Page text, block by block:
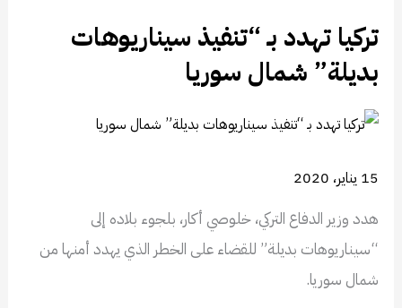
تركيا تهدد بـ “تنفيذ سيناريوهات
بديلة” شمال سوريا
15 يناير، 2020
هدد وزير الدفاع التركي، خلوصي أكار، بلجوء بلاده إلى
“سيناريوهات بديلة” للقضاء على الخطر الذي يهدد أمنها من
شمال سوريا.